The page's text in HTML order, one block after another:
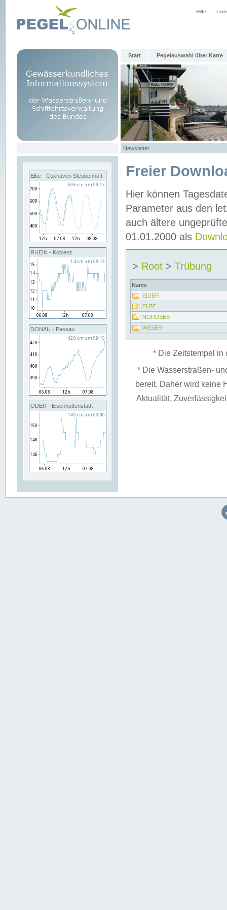
Hilfe
Start Pegelauswahl über Karte
Newsletter
Elbe - Cuxhaven Steubenhöft
RHEIN - Koblenz
DONAU - Passau
ODER - Eisenhüttenstadt
Freier
Hier können
Parameter aus den
auch ältere
01.01.2000 als
> Root > Trübung
Name
EIDER
ELBE
NORDSEE
WESER
* Die Zeitstempel in
* Die Wasserstraßen-
bereit. Daher wird keine
Aktualität,